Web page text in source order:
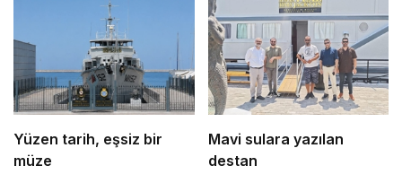
Yüzen tarih, eşsiz bir
müze
Mavi sulara yazılan
destan